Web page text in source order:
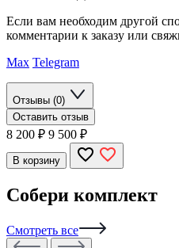
Если вам необходим другой
комментарии к заказу или
Max Telegram
Отзывы (0)
Оставить отзыв
8 200 ₽ 9 500 ₽
В корзину
Собери комплект
Смотреть все